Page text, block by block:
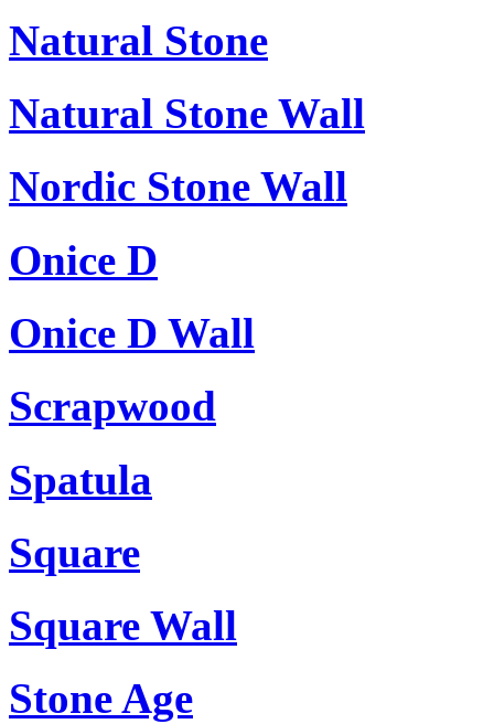
Natural Stone
Natural Stone Wall
Nordic Stone Wall
Onice D
Onice D Wall
Scrapwood
Spatula
Square
Square Wall
Stone Age